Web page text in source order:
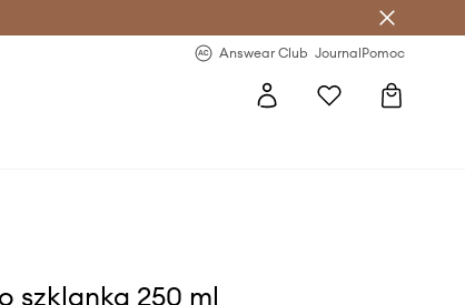
Answear Club JournalPomoc
szklanka 250 ml